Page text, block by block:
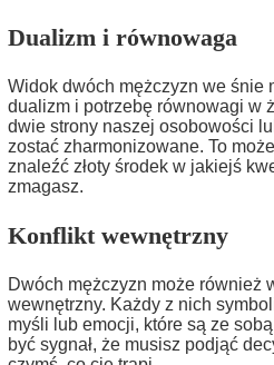
Dualizm i równowaga
Widok dwóch mężczyzn we śnie
dualizm i potrzebę równowagi w
dwie strony naszej osobowości
zostać zharmonizowane. To
znaleźć złoty środek w jakiejś
zmagasz.
Konflikt wewnętrzny
Dwóch mężczyzn może również
wewnętrzny. Każdy z nich
myśli lub emocji, które są ze
być sygnał, że musisz podjąć